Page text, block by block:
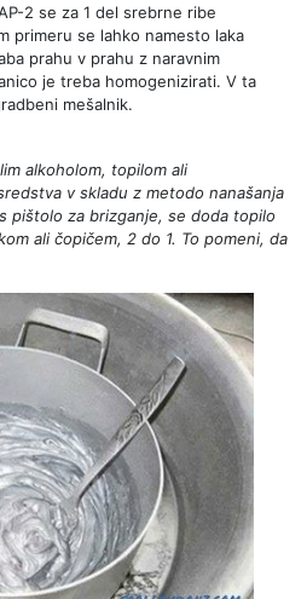
2 se za 1 del srebrne ribe
primeru se lahko namesto laka
prahu v prahu z naravnim
je treba homogenizirati. V ta
mešalnik.
alkoholom, topilom ali
v skladu z metodo nanašanja
pištolo za brizganje, se doda topilo
ali čopičem, 2 do 1. To pomeni, da